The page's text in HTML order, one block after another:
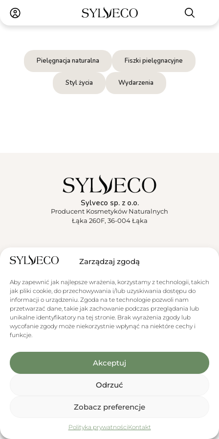
Zarządzaj zgodą
Aby zapewnić jak najlepsze wrażenia, korzystamy z technologii, takich
jak pliki cookie, do przechowywania i/lub uzyskiwania dostępu do
informacji o urządzeniu. Zgoda na te technologie pozwoli nam
przetwarzać dane, takie jak zachowanie podczas przeglądania lub
unikalne identyfikatory na tej stronie. Brak wyrażenia zgody lub
wycofanie zgody może niekorzystnie wpłynąć na niektóre cechy i
funkcje.
Akceptuj
Odrzuć
Zobacz preferencje
Polityka prywatnościKontakt
Menu Produkty
Pielęgnacja naturalna Fiszki pielęgnacyjne
Styl życia Wydarzenia
Sylveco sp. z o.o.
Producent Kosmetyków Naturalnych
Łąka 260F, 36-004 Łąka
Aktualności
Obsługa klienta
Informacja o wykorzystaniu AI
Niektóre materiały graficzne prezentowane na stronie zawierają
elementy wygenerowane lub zmodyfikowane przy użyciu narzędzi